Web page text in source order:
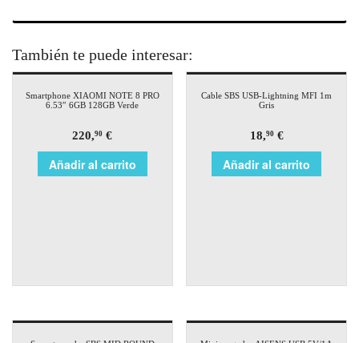
También te puede interesar:
Smartphone XIAOMI NOTE 8 PRO
6.53″ 6GB 128GB Verde
220,90 €
Añadir al carrito
Cable SBS USB-Lightning MFI 1m
Gris
18,90€
Añadir al carrito